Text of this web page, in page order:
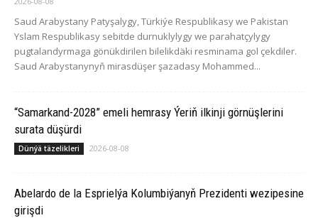
Saud Arabystany Patyşalygy, Türkiýe Respublikasy we Pakistan
Yslam Respublikasy sebitde durnuklylygy we parahatçylygy
pugtalandyrmaga gönükdirilen bilelikdäki resminama gol çekdiler.
Saud Arabystanynyň mirasdüşer şazadasy Mohammed...
“Samarkand-2028” emeli hemrasy Ýeriň ilkinji görnüşlerini
surata düşürdi
Dünýä täzelikleri 2026-08-08
Abelardo de la Esprielýa Kolumbiýanyň Prezidenti wezipesine
girişdi